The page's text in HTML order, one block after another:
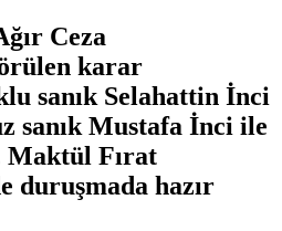
Ceza
karar
sanık Selahattin İnci
sanık Mustafa İnci ile
Maktül Fırat
duruşmada hazır